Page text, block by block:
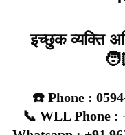
इच्छुक व्यक्ति
☎️ Phone :
📞 WLL Phone :